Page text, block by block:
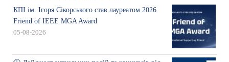
КПІ ім. Ігоря Сікорського став лауреатом 2026
Friend of IEEE MGA Award
05-08-2026